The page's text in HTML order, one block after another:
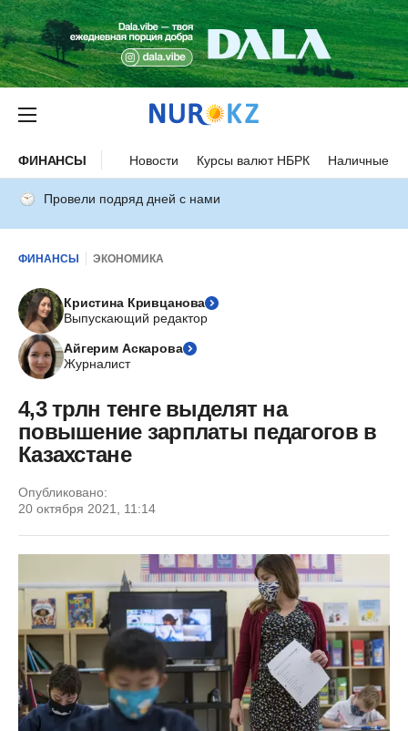
ФИНАНСЫ Новости Курсы валют НБРК Наличные
Провели подряд дней с нами
ФИНАНСЫ ЭКОНОМИКА
Кристина Кривцанова
Выпускающий редактор
Айгерим Аскарова
Журналист
4,3 трлн тенге выделят на
повышение зарплаты педагогов в
Казахстане
Опубликовано:
20 октября 2021, 11:14